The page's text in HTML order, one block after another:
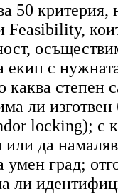
50 критерия,
екип с
каква степен
ли
locking); с
да
умен град;
ли